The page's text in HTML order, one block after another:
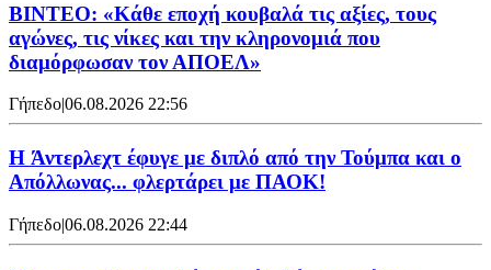
ΒΙΝΤΕΟ: «Κάθε εποχή κουβαλά τις αξίες, τους
αγώνες, τις νίκες και την κληρονομιά που
διαμόρφωσαν τον ΑΠΟΕΛ»
Γήπεδο|06.08.2026 22:56
H Άντερλεχτ έφυγε με διπλό από την Τούμπα και ο
Απόλλωνας... φλερτάρει με ΠΑΟΚ!
Γήπεδο|06.08.2026 22:44